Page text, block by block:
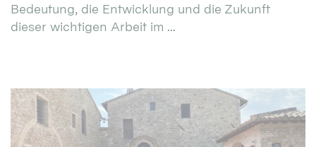
Bedeutung, die Entwicklung und die Zukunft
dieser wichtigen Arbeit im ...